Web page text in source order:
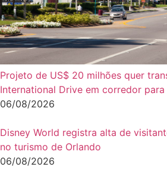
Projeto de US$ 20 milhões quer
International Drive em corredor
06/08/2026
Disney World registra alta de
no turismo de Orlando
06/08/2026